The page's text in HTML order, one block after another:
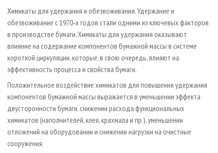
Химикаты для удержания и обезвоживания. Удержание и
обезвоживание с 1970‑х годов стали одними из ключевых факторов
в производстве бумаги. Химикаты для удержания оказывают
влияние на содержание компонентов бумажной массы в системе
короткой циркуляции, которые, в свою очередь, влияют на
эффективность процесса и свойства бумаги.
Положительное воздействие химикатов для повышения удержания
компонентов бумажной массы выражается в уменьшении эффекта
двусторонности бумаги, снижении расхода функциональных
химикатов (наполнителей, клея, крахмала и пр.), уменьшении
отложений на оборудовании и снижении нагрузки на очистные
сооружения.